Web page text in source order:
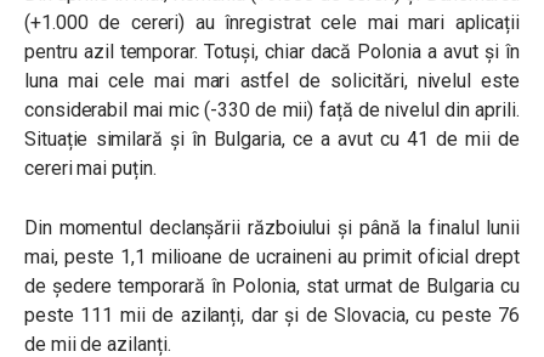
(+1.000 de cereri) au înregistrat cele mai mari aplicații
pentru azil temporar. Totuși, chiar dacă Polonia a avut și în
luna mai cele mai mari astfel de solicitări, nivelul este
considerabil mai mic (-330 de mii) față de nivelul din aprili.
Situație similară și în Bulgaria, ce a avut cu 41 de mii de
cereri mai puțin.
Din momentul declanșării războiului și până la finalul lunii
mai, peste 1,1 milioane de ucraineni au primit oficial drept
de ședere temporară în Polonia, stat urmat de Bulgaria cu
peste 111 mii de azilanți, dar și de Slovacia, cu peste 76
de mii de azilanți.